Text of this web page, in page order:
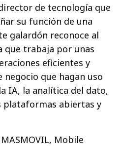
de tecnología que
su función de una
galardón reconoce al
que trabaja por unas
eficientes y
negocio que hagan uso
IA, la analítica del dato,
plataformas abiertas y
Mobile